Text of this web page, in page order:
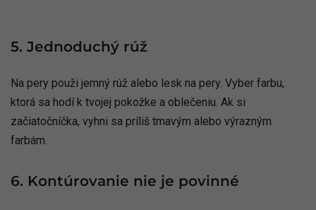
5. Jednoduchý rúž
Na pery použi jemný rúž alebo lesk na pery. Vyber farbu,
ktorá sa hodí k tvojej pokožke a oblečeniu. Ak si
začiatočníčka, vyhni sa príliš tmavým alebo výrazným
farbám.
6. Kontúrovanie nie je povinné